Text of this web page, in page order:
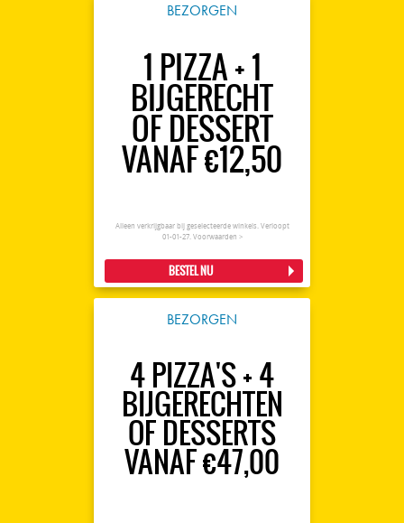
BEZORGEN
1 PIZZA + 1
BIJGERECHT
OF DESSERT
VANAF €12,50
Alleen verkrijgbaar bij geselecteerde winkels. Verloopt
01-01-27. Voorwaarden >
BESTEL NU
BEZORGEN
4 PIZZA'S + 4
BIJGERECHTEN
OF DESSERTS
VANAF €47,00